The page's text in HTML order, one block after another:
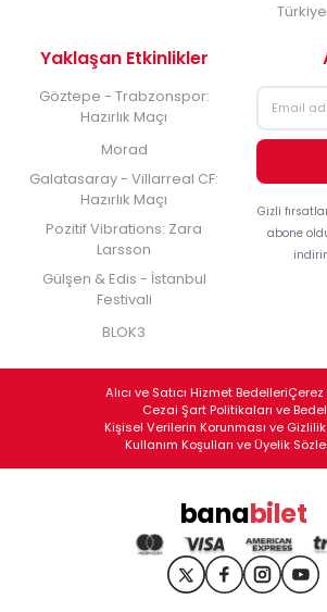
Yaklaşan Etkinlikler
Göztepe - Trabzonspor:
Hazırlık Maçı
Morad
Galatasaray - Villarreal CF:
Hazırlık Maçı
Pozitif Vibrations: Zara
Larsson
Gülşen & Edis - İstanbul
Festivali
BLOK3
Gizli
abone
Alıcı ve Satıcı Hizmet BedelleriÇerez
Cezai Şart Politikaları ve
Kişisel Verilerin Korunması ve Gizlilik
Kullanım Koşulları ve Üyelik
banabilet